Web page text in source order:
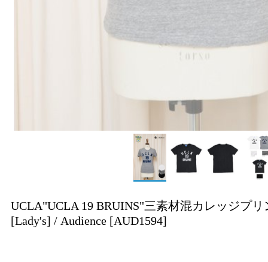
UCLA"UCLA 19 BRUINS"三素材混カレッジプ
[Lady's] / Audience [AUD1594]